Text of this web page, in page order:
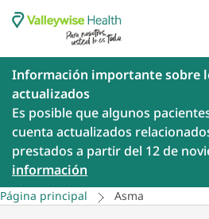
Información importante sobre
actualizados
Es posible que algunos
cuenta actualizados
prestados a partir del 12 de
información
Página principal Asma